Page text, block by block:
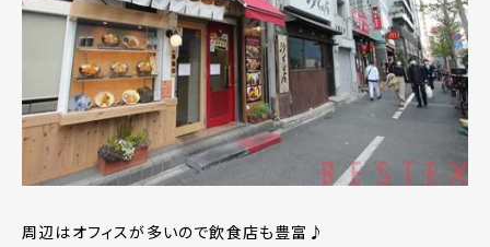
周辺はオフィスが多いので飲食店も豊富♪